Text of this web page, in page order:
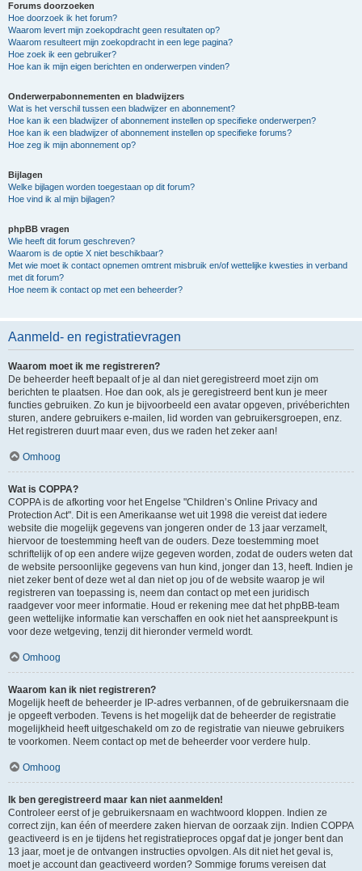
Forums doorzoeken
Hoe doorzoek ik het forum?
Waarom levert mijn zoekopdracht geen resultaten op?
Waarom resulteert mijn zoekopdracht in een lege pagina?
Hoe zoek ik een gebruiker?
Hoe kan ik mijn eigen berichten en onderwerpen vinden?
Onderwerpabonnementen en bladwijzers
Wat is het verschil tussen een bladwijzer en abonnement?
Hoe kan ik een bladwijzer of abonnement instellen op specifieke onderwerpen?
Hoe kan ik een bladwijzer of abonnement instellen op specifieke forums?
Hoe zeg ik mijn abonnement op?
Bijlagen
Welke bijlagen worden toegestaan op dit forum?
Hoe vind ik al mijn bijlagen?
phpBB vragen
Wie heeft dit forum geschreven?
Waarom is de optie X niet beschikbaar?
Met wie moet ik contact opnemen omtrent misbruik en/of wettelijke kwesties in verband
met dit forum?
Hoe neem ik contact op met een beheerder?
Aanmeld- en registratievragen
Waarom moet ik me registreren?
De beheerder heeft bepaalt of je al dan niet geregistreerd moet zijn om
berichten te plaatsen. Hoe dan ook, als je geregistreerd bent kun je meer
functies gebruiken. Zo kun je bijvoorbeeld een avatar opgeven, privéberichten
sturen, andere gebruikers e-mailen, lid worden van gebruikersgroepen, enz.
Het registreren duurt maar even, dus we raden het zeker aan!
Omhoog
Wat is COPPA?
COPPA is de afkorting voor het Engelse "Children’s Online Privacy and
Protection Act". Dit is een Amerikaanse wet uit 1998 die vereist dat iedere
website die mogelijk gegevens van jongeren onder de 13 jaar verzamelt,
hiervoor de toestemming heeft van de ouders. Deze toestemming moet
schriftelijk of op een andere wijze gegeven worden, zodat de ouders weten dat
de website persoonlijke gegevens van hun kind, jonger dan 13, heeft. Indien je
niet zeker bent of deze wet al dan niet op jou of de website waarop je wil
registreren van toepassing is, neem dan contact op met een juridisch
raadgever voor meer informatie. Houd er rekening mee dat het phpBB-team
geen wettelijke informatie kan verschaffen en ook niet het aanspreekpunt is
voor deze wetgeving, tenzij dit hieronder vermeld wordt.
Omhoog
Waarom kan ik niet registreren?
Mogelijk heeft de beheerder je IP-adres verbannen, of de gebruikersnaam die
je opgeeft verboden. Tevens is het mogelijk dat de beheerder de registratie
mogelijkheid heeft uitgeschakeld om zo de registratie van nieuwe gebruikers
te voorkomen. Neem contact op met de beheerder voor verdere hulp.
Omhoog
Ik ben geregistreerd maar kan niet aanmelden!
Controleer eerst of je gebruikersnaam en wachtwoord kloppen. Indien ze
correct zijn, kan één of meerdere zaken hiervan de oorzaak zijn. Indien COPPA
geactiveerd is en je tijdens het registratieproces opgaf dat je jonger bent dan
13 jaar, moet je de ontvangen instructies opvolgen. Als dit niet het geval is,
moet je account dan geactiveerd worden? Sommige forums vereisen dat